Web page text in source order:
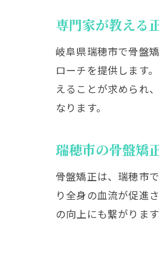
専門家が教える
岐阜県瑞穂市で骨盤
ローチを提供します
えることが求められ
なります。
瑞穂市の骨盤矯
骨盤矯正は、瑞穂市
り全身の血流が促進
の向上にも繋がりま